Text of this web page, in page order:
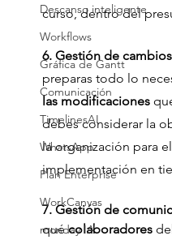
Descanso inteligente
Workflows
Gráfica de Gantt
Comunicación
TimelinesAI
WhatsApp
Plan Enterprise
WorkCanvas
monday IA
curso, dentro del
6. Gestión de cambios
preparas todo lo
las modificaciones
debes considerar la
la organización para
implementación en
7. Gestión de
qué colaboradores